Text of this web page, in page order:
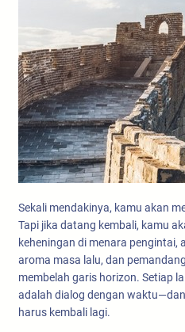
Sekali mendakinya, kamu akan
Tapi jika datang kembali, kamu
keheningan di menara pengintai,
aroma masa lalu, dan
membelah garis horizon. Setiap
adalah dialog dengan
harus kembali lagi.